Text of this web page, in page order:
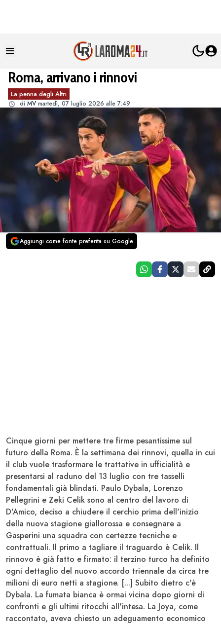
Roma, arrivano i rinnovi
La penna degli Altri
di MV martedì, 07 luglio 2026 alle 7:49
Aggiungi come fonte preferita su Google
Cinque giorni per mettere tre firme pesantissime sul
futuro della Roma. È la settimana dei rinnovi, quella in cui
il club vuole trasformare le trattative in ufficialità e
presentarsi al raduno del 13 luglio con tre tasselli
fondamentali già blindati. Paulo Dybala, Lorenzo
Pellegrini e Zeki Celik sono al centro del lavoro di
D'Amico, deciso a chiudere il cerchio prima dell'inizio
della nuova stagione giallorossa e consegnare a
Gasperini una squadra con certezze tecniche e
contrattuali. Il primo a tagliare il traguardo è Celik. Il
rinnovo è già fatto e firmato: il terzino turco ha definito
ogni dettaglio del nuovo accordo triennale da circa tre
milioni di euro netti a stagione. [...] Subito dietro c'è
Dybala. La fumata bianca è ormai vicina dopo giorni di
confronti e gli ultimi ritocchi all'intesa. La Joya, come
raccontato, aveva chiesto un adeguamento economico